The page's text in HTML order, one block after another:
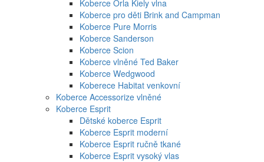
Koberce Orla Kiely vlna
Koberce pro děti Brink and Campman
Koberce Pure Morris
Koberce Sanderson
Koberce Scion
Koberce vlněné Ted Baker
Koberce Wedgwood
Koberece Habitat venkovní
Koberce Accessorize vlněné
Koberce Esprit
Dětské koberce Esprit
Koberce Esprit moderní
Koberce Esprit ručně tkané
Koberce Esprit vysoký vlas